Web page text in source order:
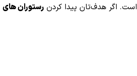
است. اگر هدف‌تان پیدا کردن رستوران های